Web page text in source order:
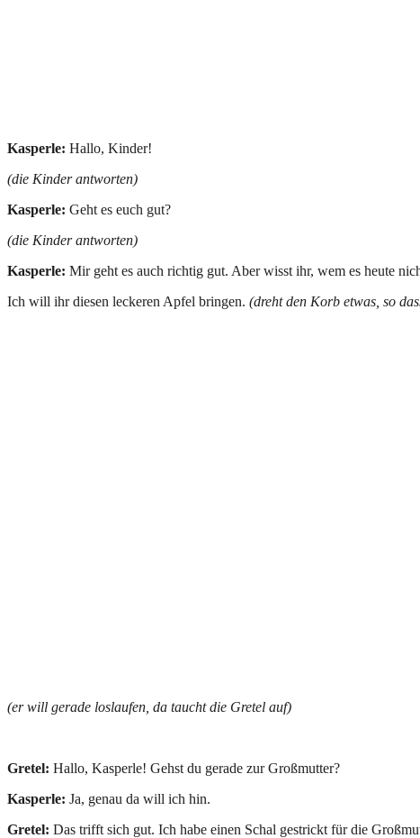
Kasperle: Hallo, Kinder!
(die Kinder antworten)
Kasperle: Geht es euch gut?
(die Kinder antworten)
Kasperle: Mir geht es auch richtig gut. Aber wisst ihr, wem es heute
Ich will ihr diesen leckeren Apfel bringen. (dreht den Korb etwas, so
(er will gerade loslaufen, da taucht die Gretel auf)
Gretel: Hallo, Kasperle! Gehst du gerade zur Großmutter?
Kasperle: Ja, genau da will ich hin.
Gretel: Das trifft sich gut. Ich habe einen Schal gestrickt für die